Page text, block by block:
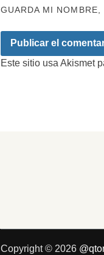
GUARDA MI
Este sitio usa Akismet
Copyright © 2026